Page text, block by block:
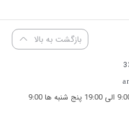
بازگشت به بالا
ساعت کاری مجموعه: شنبه تا چهارشنبه 9:00 الی 19:00 پنج شنبه ها 9:00